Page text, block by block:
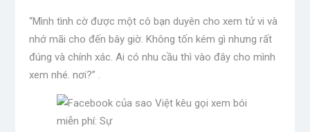
“Mình tình cờ được một cô bạn duyên cho xem tử vi và
nhớ mãi cho đến bây giờ. Không tốn kém gì nhưng rất
đúng và chính xác. Ai có nhu cầu thì vào đây cho mình
xem nhé. nơi?” .